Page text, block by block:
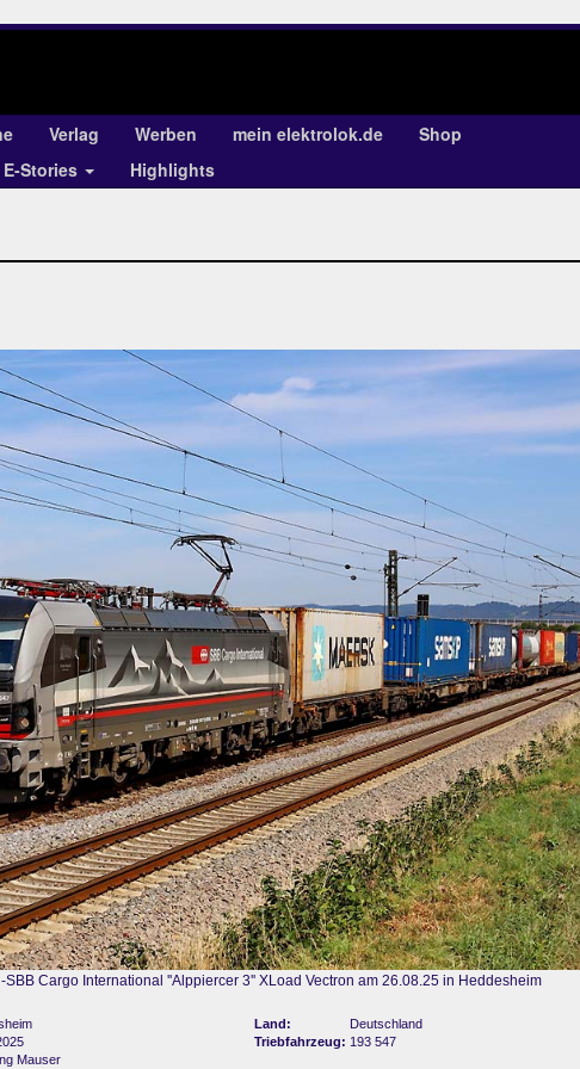
Verlag Werben mein elektrolok.de
Shop
E-Stories Highlights
Cargo International ''Alppiercer 3'' XLoad Vectron am 26.08.25 in Heddesheim
Land:
Deutschland
Triebfahrzeug: 193 547
Mauser